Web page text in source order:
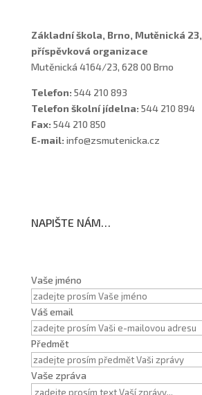
Základní škola, Brno, Mutěnická 23,
příspěvková organizace
Mutěnická 4164/23, 628 00 Brno
Telefon: 544 210 893
Telefon školní jídelna: 544 210 894
Fax: 544 210 850
E-mail: info@zsmutenicka.cz
NAPIŠTE NÁM…
Vaše jméno
Váš email
Předmět
Vaše zpráva